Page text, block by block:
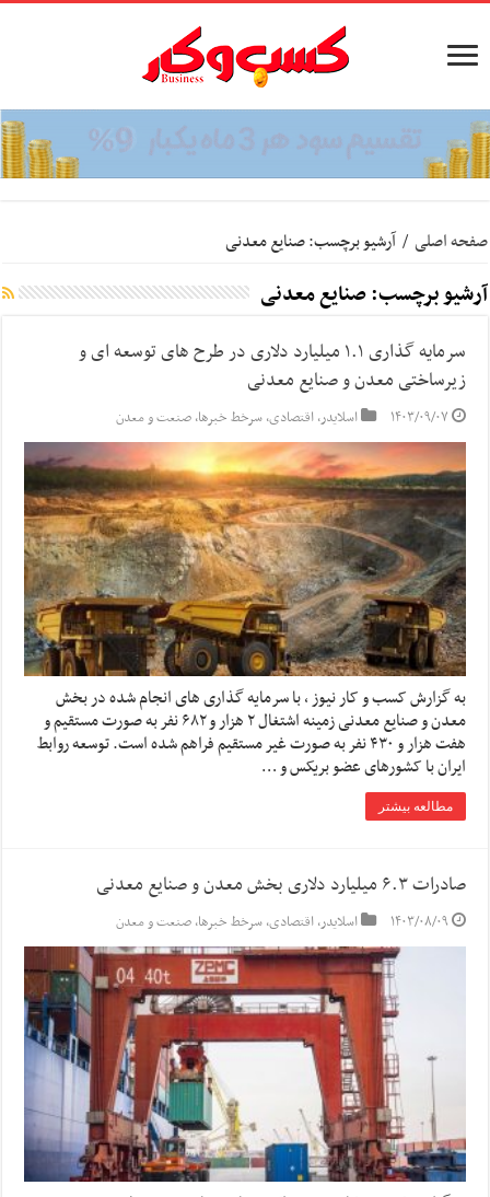
صفحه اصلی / آرشیو برچسب: صنایع معدنی
آرشیو برچسب:صنایع معدنی
سرمایه گذاری ۱.۱ میلیارد دلاری در طرح های توسعه ای و
زیرساختی معدن و صنایع معدنی
۱۴۰۳/۰۹/۰۷ اسلایدر,اقتصادی,سرخط خبرها,صنعت و معدن
به گزارش کسب و کار نیوز ، با سرمایه گذاری های انجام شده در بخش
معدن و صنایع معدنی زمینه اشتغال ۲ هزار و ۶۸۲ نفر به صورت مستقیم و
هفت هزار و ۴۳۰ نفر به صورت غیر مستقیم فراهم شده است. توسعه روابط
ایران با کشورهای عضو بریکس و …
مطالعه بیشتر
صادرات ۶.۳ میلیارد دلاری بخش معدن و صنایع معدنی
۱۴۰۳/۰۸/۰۹ اسلایدر,اقتصادی,سرخط خبرها,صنعت و معدن